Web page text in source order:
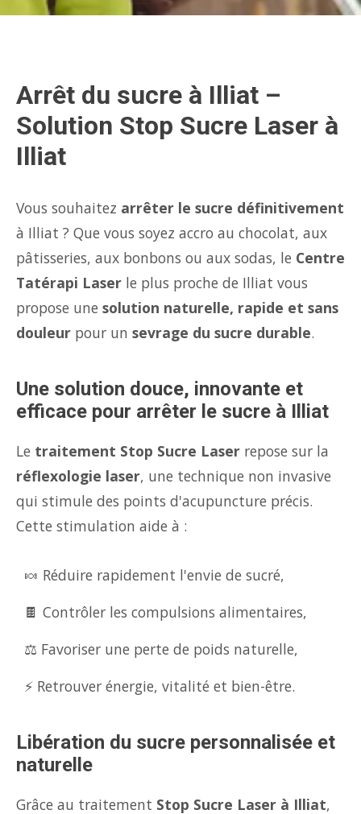
Arrêt du sucre à Illiat –
Solution Stop Sucre Laser à
Illiat
Vous souhaitez arrêter le sucre définitivement
à Illiat ? Que vous soyez accro au chocolat, aux
pâtisseries, aux bonbons ou aux sodas, le Centre
Tatérapi Laser le plus proche de Illiat vous
propose une solution naturelle, rapide et sans
douleur pour un sevrage du sucre durable.
Une solution douce, innovante et
efficace pour arrêter le sucre à Illiat
Le traitement Stop Sucre Laser repose sur la
réflexologie laser, une technique non invasive
qui stimule des points d'acupuncture précis.
Cette stimulation aide à :
🍬 Réduire rapidement l'envie de sucré,
🍫 Contrôler les compulsions alimentaires,
⚖️ Favoriser une perte de poids naturelle,
⚡ Retrouver énergie, vitalité et bien-être.
Libération du sucre personnalisée et
naturelle
Grâce au traitement Stop Sucre Laser à Illiat,